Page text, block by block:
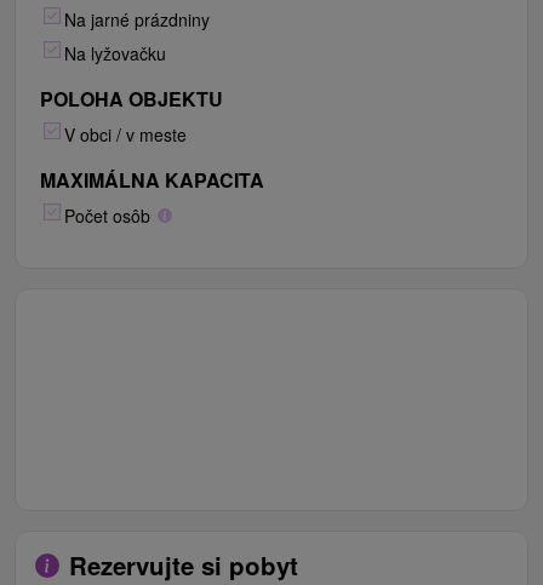
Na jarné prázdniny
Na lyžovačku
POLOHA OBJEKTU
V obci / v meste
MAXIMÁLNA KAPACITA
Počet osôb
Rezervujte si pobyt